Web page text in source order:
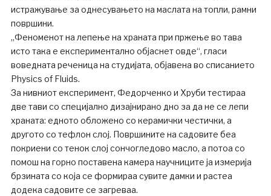
истражување за однесувањето на маслата на топли, рамни
површини.
„Феноменот на лепење на храната при пржење во тава
исто така е експериментално објаснет овде“, гласи
воведната реченица на студијата, објавена во списанието
Physics of Fluids.
За нивниот експеримент, Федорченко и Хруби тестираа
две тави со специјално дизајнирано дно за да не се лепи
храната: едното обложено со керамички честички, а
другото со тефлон слој. Површините на садовите беа
покриени со тенок слој сончогледово масло, а потоа со
помош на горно поставена камера научниците ја измерија
брзината со која се формираа сувите дамки и растеа
додека садовите се загреваа.